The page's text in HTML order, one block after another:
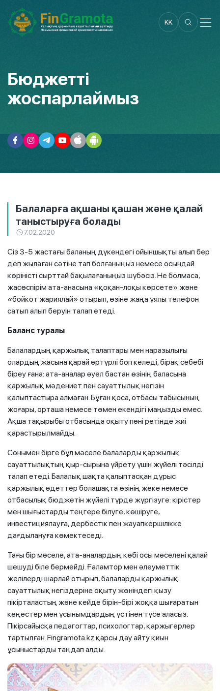
KK
Бюджетті
жоспарлаймыз
Балаларға ақшаны қашан және қалай
таныстыруға болады
7.02.2020
Сіз 3-5 жастағы баланың дүкендегі ойыншықты алып бер
деп жылаған сәтіне тап болғаныңыз немесе осындай
көріністі сырттай бақылағаныңыз шүбәсіз. Не болмаса,
жасөспірім ата-анасына «қоқан-лоқы көрсете» және
«бойкот жариялай» отырып, өзіне жаңа ұялы телефон
сатып алып беруін талап етеді.
Баланс туралы
Балалардың қаржылық талаптары мен наразылығы
олардың жасына қарай әртүрлі боп келеді, бірақ себебі
біреу ғана: ата-аналар әуел бастан өзінің баласына
қаржылық мәдениет пен сауаттылық негізін
қалыптастыра алмаған. Бұған қоса, отбасы табысының
жоғары, орташа немесе төмен екендігі маңызды емес.
Ақша тақырыбы отбасында оқыту пәні ретінде жиі
қарастырылмайды.
Сонымен бірге бұл мәселе балаларды қаржылық
сауаттылықтың қыр-сырына үйрету үшін жүйелі тәсілді
талап етеді. Балалық шақта қалыптасқан дұрыс
қаржылық әдеттер болашақта өзінің жеке немесе
отбасылық бюджетін жүйелі түрде жүргізуге: кірістер
мен шығыстарды теңгере білуге, көшіруге,
инвестициялауға, дербестік пен жауапкершілікке
дағдылануға көмектеседі.
Тағы бір мәселе, ата-аналардың көбі осы мәселені қалай
шешуді біле бермейді. Ғаламтор мен әлеуметтік
желілерді шарлай отырып, балаларды қаржылық
сауаттылық негіздеріне оқыту жөніндегі қызу
пікірталастың және кейде бірін-бірі жоққа шығаратын
кеңестер мен ұсынымдардың үстінен түсе аласыз.
Пікірсайысқа педагогтар, психологтар, қаржыгерлер
тартылған. Fingramota.kz қарсы дау айту қиын
ұсыныстарды таңдап алды.